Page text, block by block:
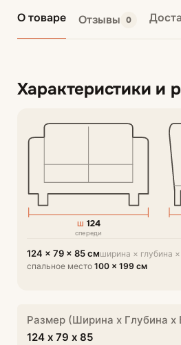
О товаре Отзывы 0
Характеристики и
Ш 124
спереди
124 × 79 × 85 смширина × глубина
спальное место 100 × 199 см
Размер (Ширина х Глубина х
124 х 79 х 85